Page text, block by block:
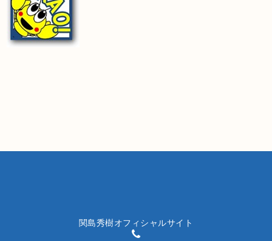
関島秀樹オフィシャルサイト